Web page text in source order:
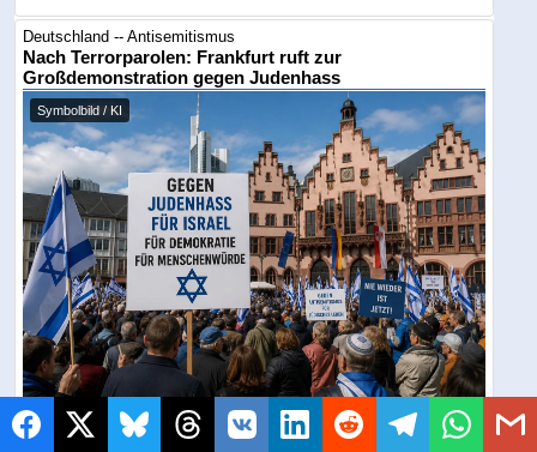
Deutschland -- Antisemitismus
Nach Terrorparolen: Frankfurt ruft zur
Großdemonstration gegen Judenhass
Symbolbild / KI
Auf dem Römerberg soll Ende August ein sichtbares Zeichen
gegen Judenhass gesetzt werden. Nach ...